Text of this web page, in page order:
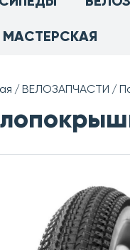
МАСТЕРСКАЯ
ВЕЛОЗАПЧАСТИ